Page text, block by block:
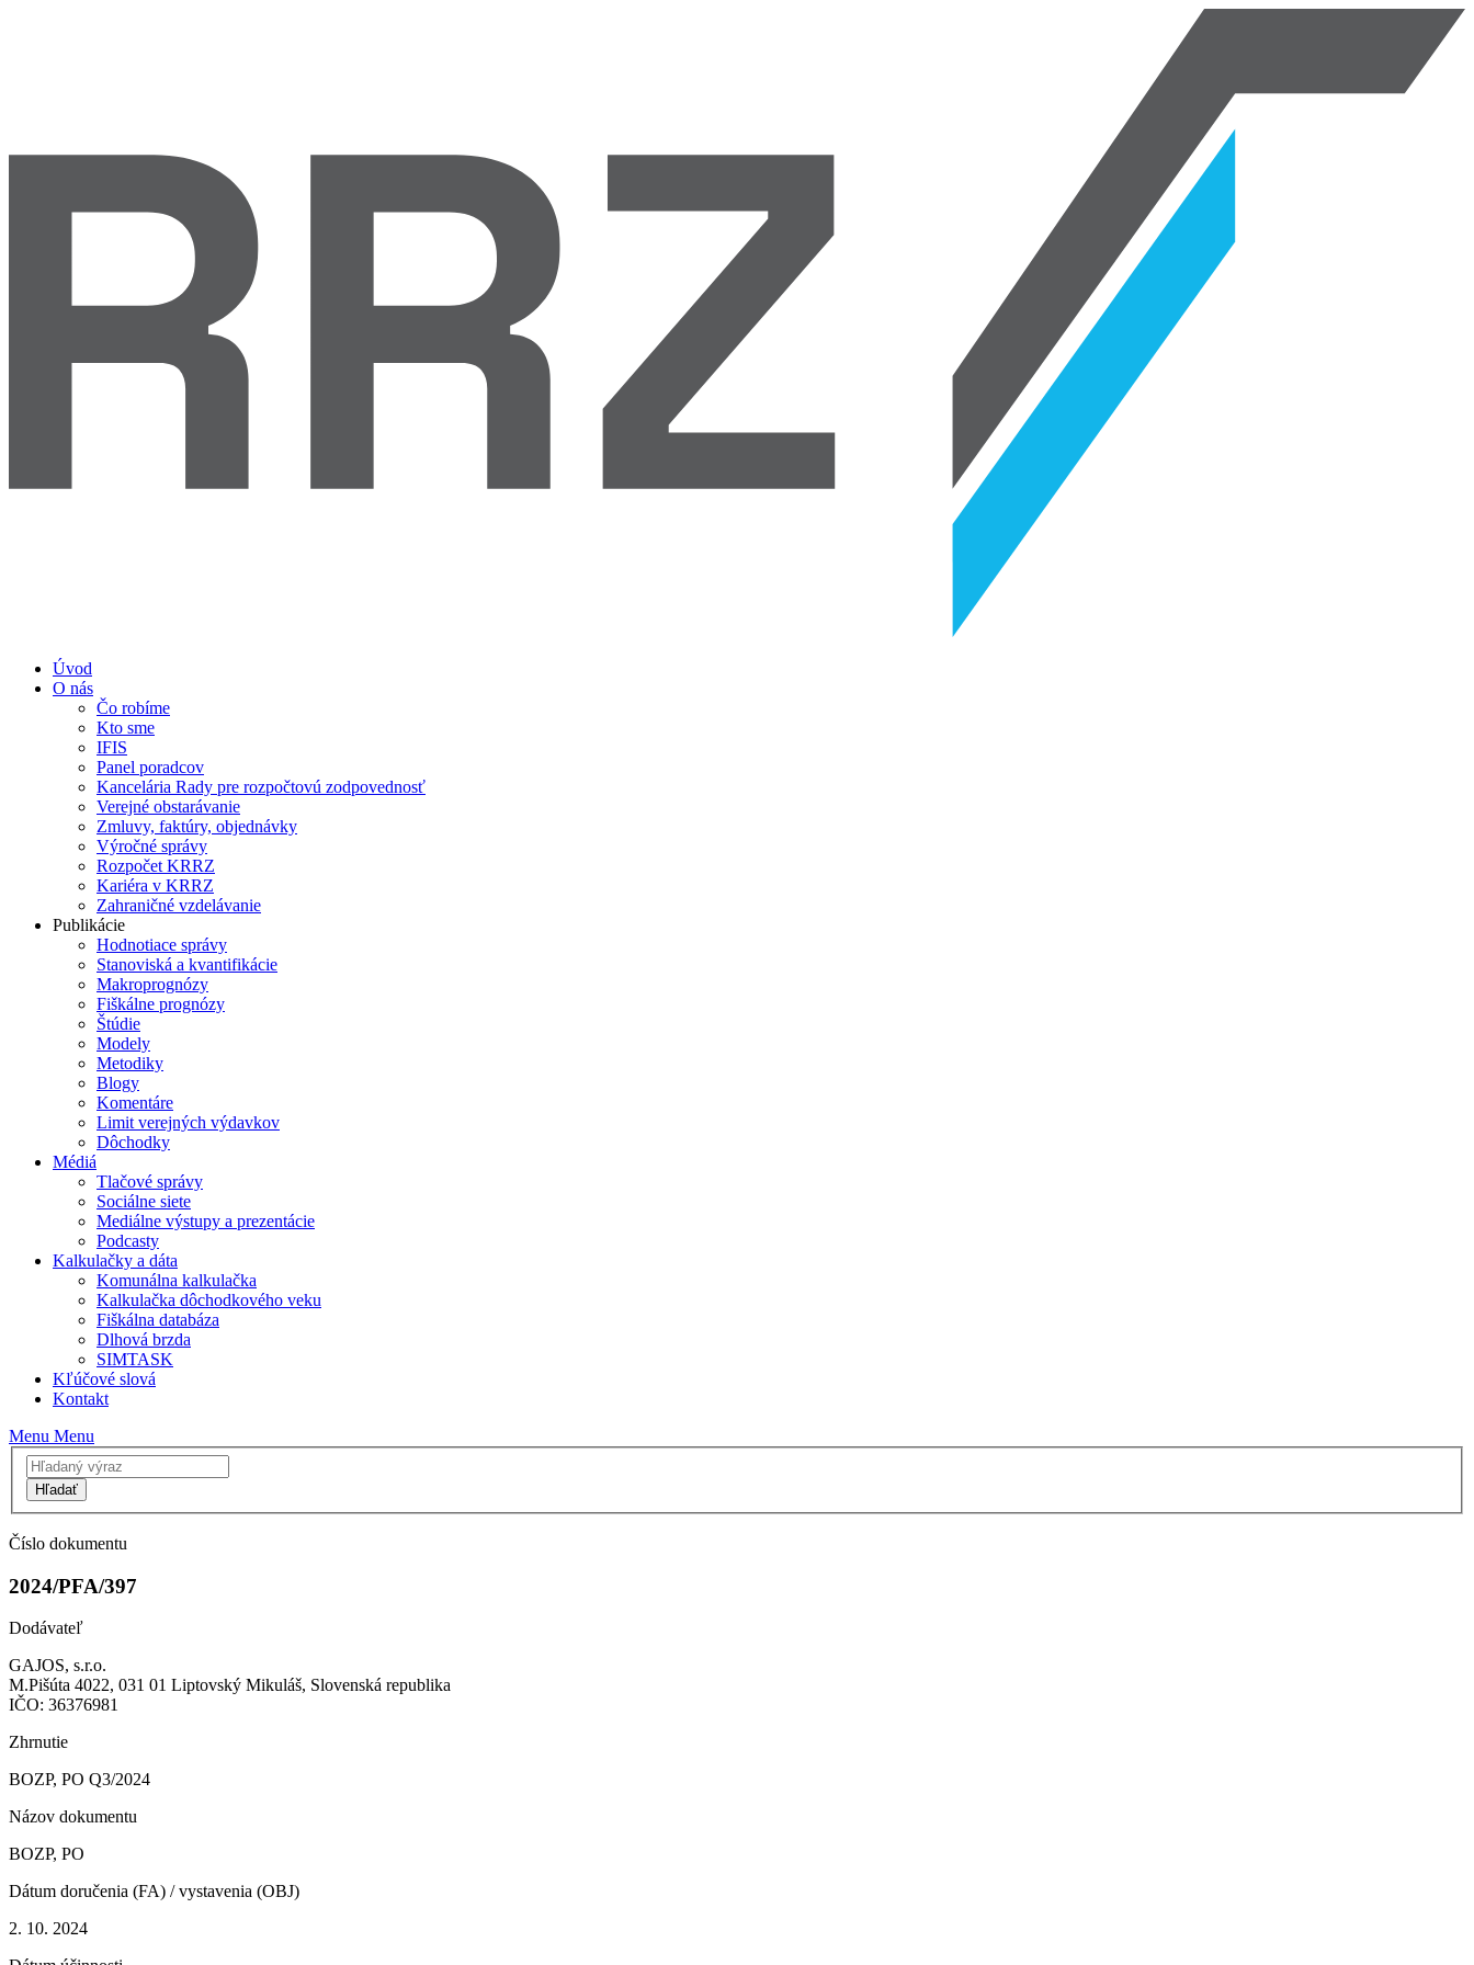
Úvod
O nás
Čo robíme
Kto sme
IFIS
Panel poradcov
Kancelária Rady pre rozpočtovú zodpovednosť
Verejné obstarávanie
Zmluvy, faktúry, objednávky
Výročné správy
Rozpočet KRRZ
Kariéra v KRRZ
Zahraničné vzdelávanie
Publikácie
Hodnotiace správy
Stanoviská a kvantifikácie
Makroprognózy
Fiškálne prognózy
Štúdie
Modely
Metodiky
Blogy
Komentáre
Limit verejných výdavkov
Dôchodky
Médiá
Tlačové správy
Sociálne siete
Mediálne výstupy a prezentácie
Podcasty
Kalkulačky a dáta
Komunálna kalkulačka
Kalkulačka dôchodkového veku
Fiškálna databáza
Dlhová brzda
SIMTASK
Kľúčové slová
Kontakt
Menu Menu
Hľadať
Číslo dokumentu
2024/PFA/397
Dodávateľ
GAJOS, s.r.o.
M.Pišúta 4022, 031 01 Liptovský Mikuláš, Slovenská republika
IČO: 36376981
Zhrnutie
BOZP, PO Q3/2024
Názov dokumentu
BOZP, PO
Dátum doručenia (FA) / vystavenia (OBJ)
2. 10. 2024